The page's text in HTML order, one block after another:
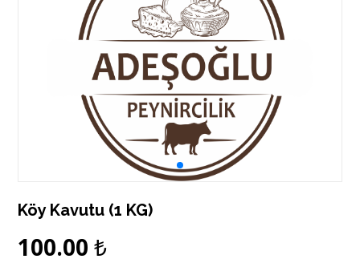
Köy Kavutu (1 KG)
100.00₺